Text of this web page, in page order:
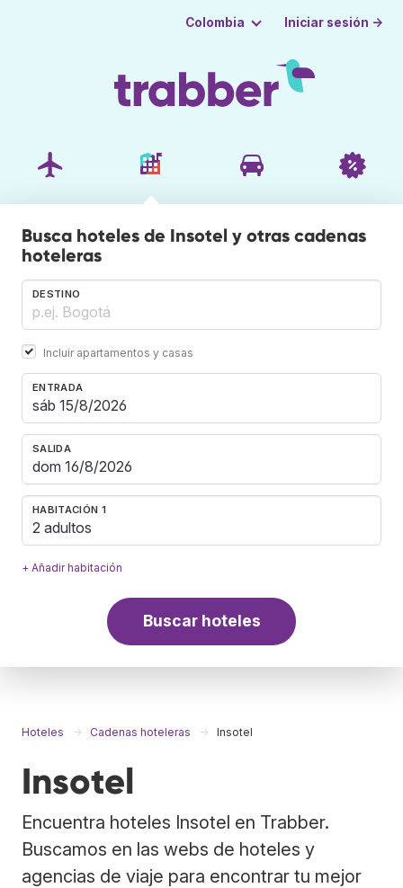
Colombia Iniciar sesión →
Busca hoteles de Insotel y otras cadenas
hoteleras
DESTINO
Incluir apartamentos y casas
ENTRADA
SALIDA
HABITACIÓN 1
2 adultos
+ Añadir habitación
Buscar hoteles
Hoteles Cadenas hoteleras Insotel
Insotel
Encuentra hoteles Insotel en Trabber.
Buscamos en las webs de hoteles y
agencias de viaje para encontrar tu mejor